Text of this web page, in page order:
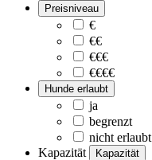
Preisniveau
€
€€
€€€
€€€€
Hunde erlaubt
ja
begrenzt
nicht erlaubt
Kapazität
Kapazität